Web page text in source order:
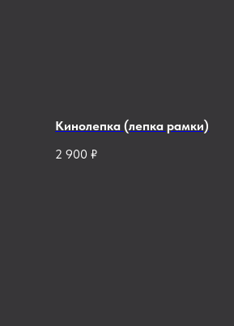
Кинолепка (лепка рамки)
2 900 ₽